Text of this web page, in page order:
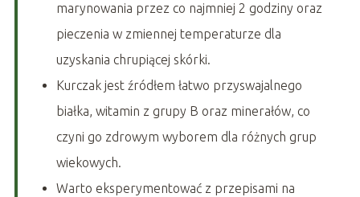
marynowania przez co najmniej 2 godziny oraz
pieczenia w zmiennej temperaturze dla
uzyskania chrupiącej skórki.
Kurczak jest źródłem łatwo przyswajalnego
białka, witamin z grupy B oraz minerałów, co
czyni go zdrowym wyborem dla różnych grup
wiekowych.
Warto eksperymentować z przepisami na